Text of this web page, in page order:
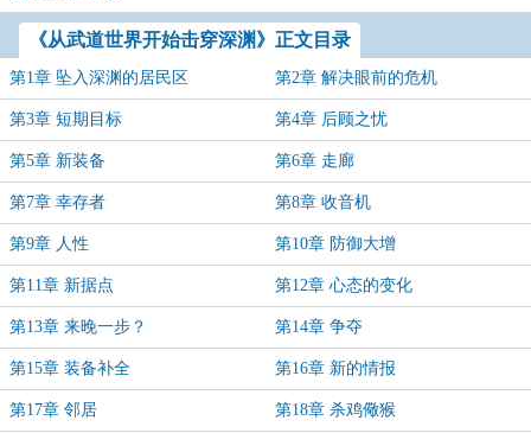
《从武道世界开始击穿深渊》正文目录
第1章 坠入深渊的居民区 第2章 解决眼前的危机
第3章 短期目标 第4章 后顾之忧
第5章 新装备 第6章 走廊
第7章 幸存者 第8章 收音机
第9章 人性 第10章 防御大增
第11章 新据点 第12章 心态的变化
第13章 来晚一步？ 第14章 争夺
第15章 装备补全 第16章 新的情报
第17章 邻居 第18章 杀鸡儆猴